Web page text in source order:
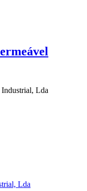
Industrial, Lda
Lda